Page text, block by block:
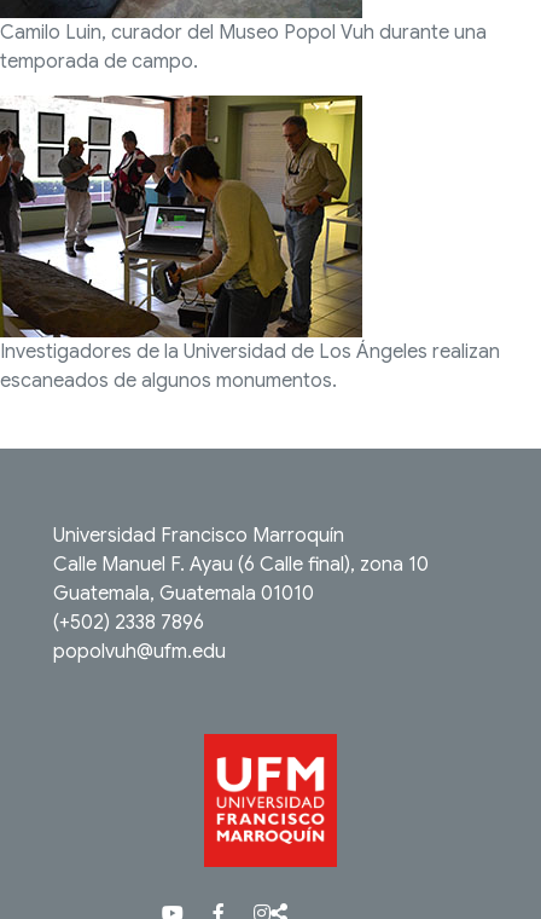
Camilo Luin, curador del Museo Popol Vuh durante una
temporada de campo.
Investigadores de la Universidad de Los Ángeles realizan
escaneados de algunos monumentos.
Universidad Francisco Marroquín
Calle Manuel F. Ayau (6 Calle final), zona 10
Guatemala, Guatemala 01010
(+502) 2338 7896
popolvuh@ufm.edu